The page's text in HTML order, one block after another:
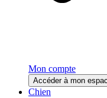
Mon compte
Accéder à mon
Chien